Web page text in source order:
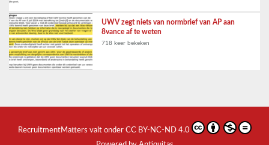
UWV zegt niets van normbrief van AP aan
8vance af te weten
718 keer bekeken
RecruitmentMatters valt onder CC BY-NC-ND 4.0